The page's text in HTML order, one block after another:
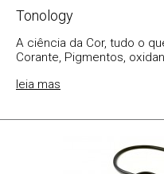
Tonology
A ciência da Cor, tudo o
Corante, Pigmentos,
leia mas